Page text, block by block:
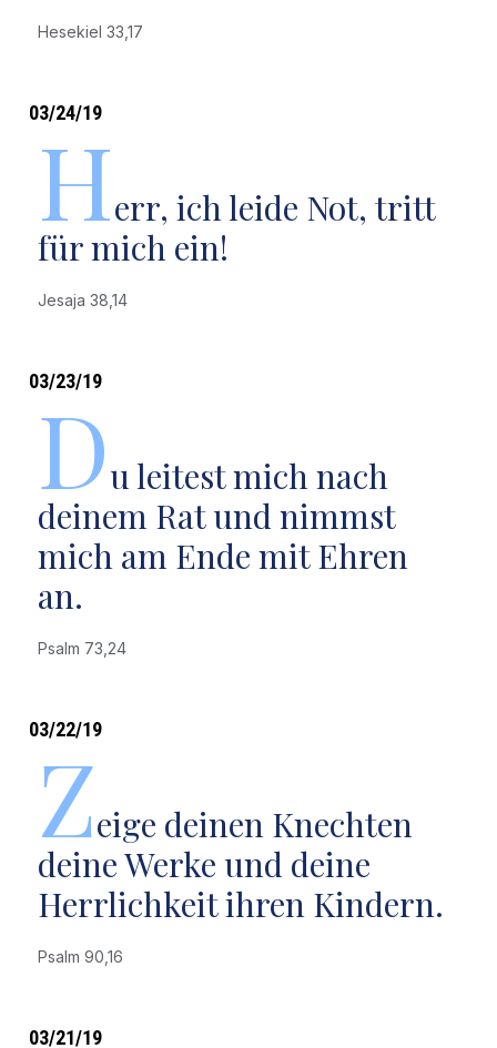
Hesekiel 33,17
03/24/19
Herr, ich leide Not, tritt
für mich ein!
Jesaja 38,14
03/23/19
Du leitest mich nach
deinem Rat und nimmst
mich am Ende mit Ehren
an.
Psalm 73,24
03/22/19
Zeige deinen Knechten
deine Werke und deine
Herrlichkeit ihren Kindern.
Psalm 90,16
03/21/19